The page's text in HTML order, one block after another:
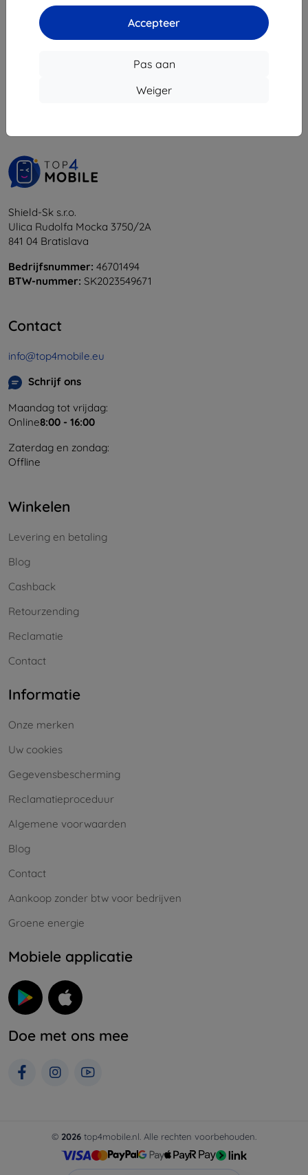
Accepteer
Pas aan
Weiger
Shield-Sk s.r.o.
Ulica Rudolfa Mocka 3750/2A
841 04 Bratislava
Bedrijfsnummer: 46701494
BTW-nummer: SK2023549671
Contact
info@top4mobile.eu
Schrijf ons
Maandag tot vrijdag:
Online8:00 - 16:00
Zaterdag en zondag:
Offline
Winkelen
Levering en betaling
Blog
Cashback
Retourzending
Reclamatie
Contact
Informatie
Onze merken
Uw cookies
Gegevensbescherming
Reclamatieproceduur
Algemene voorwaarden
Blog
Contact
Aankoop zonder btw voor bedrijven
Groene energie
Mobiele applicatie
Doe met ons mee
© 2026 top4mobile.nl. Alle rechten voorbehouden.